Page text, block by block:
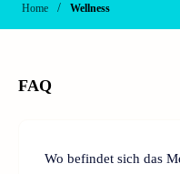
Home / Wellness
FAQ
Wo befindet sich das